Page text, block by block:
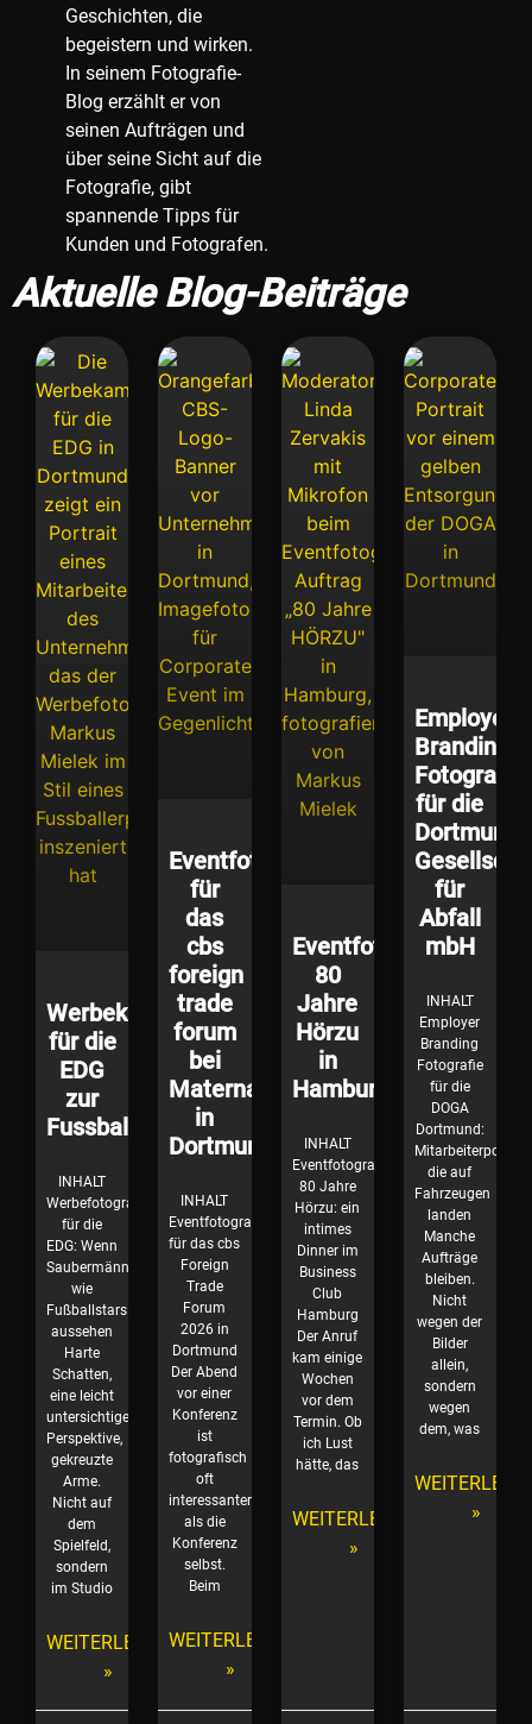
Geschichten, die
begeistern und wirken.
In seinem Fotografie-
Blog erzählt er von
seinen Aufträgen und
über seine Sicht auf die
Fotografie, gibt
spannende Tipps für
Kunden und Fotografen.
Aktuelle Blog-Beiträge
Werbekampagne
für die
EDG
zur
Fussballzeit
INHALT
Werbefotografie
für die
EDG: Wenn
Saubermänner
wie
Fußballstars
aussehen
Harte
Schatten,
eine leicht
untersichtige
Perspektive,
gekreuzte
Arme.
Nicht auf
dem
Spielfeld,
sondern
im Studio
WEITERLESEN
»
Eventfotografie
für
das
cbs
foreign
trade
forum
bei
Materna
in
Dortmund
INHALT
Eventfotografie
für das cbs
Foreign
Trade
Forum
2026 in
Dortmund
Der Abend
vor einer
Konferenz
ist
fotografisch
oft
interessanter
als die
Konferenz
selbst.
Beim
WEITERLESEN
»
Eventfotografie
80
Jahre
Hörzu
in
Hamburg
INHALT
Eventfotografie
80 Jahre
Hörzu: ein
intimes
Dinner im
Business
Club
Hamburg
Der Anruf
kam einige
Wochen
vor dem
Termin. Ob
ich Lust
hätte, das
WEITERLESEN
»
Employer
Branding
Fotografie
für die
für
Abfall
mbH
INHALT
Employer
Branding
Fotografie
für die
DOGA
Dortmund:
die auf
Fahrzeugen
landen
Manche
Aufträge
bleiben.
Nicht
wegen der
Bilder
allein,
sondern
wegen
dem, was
»